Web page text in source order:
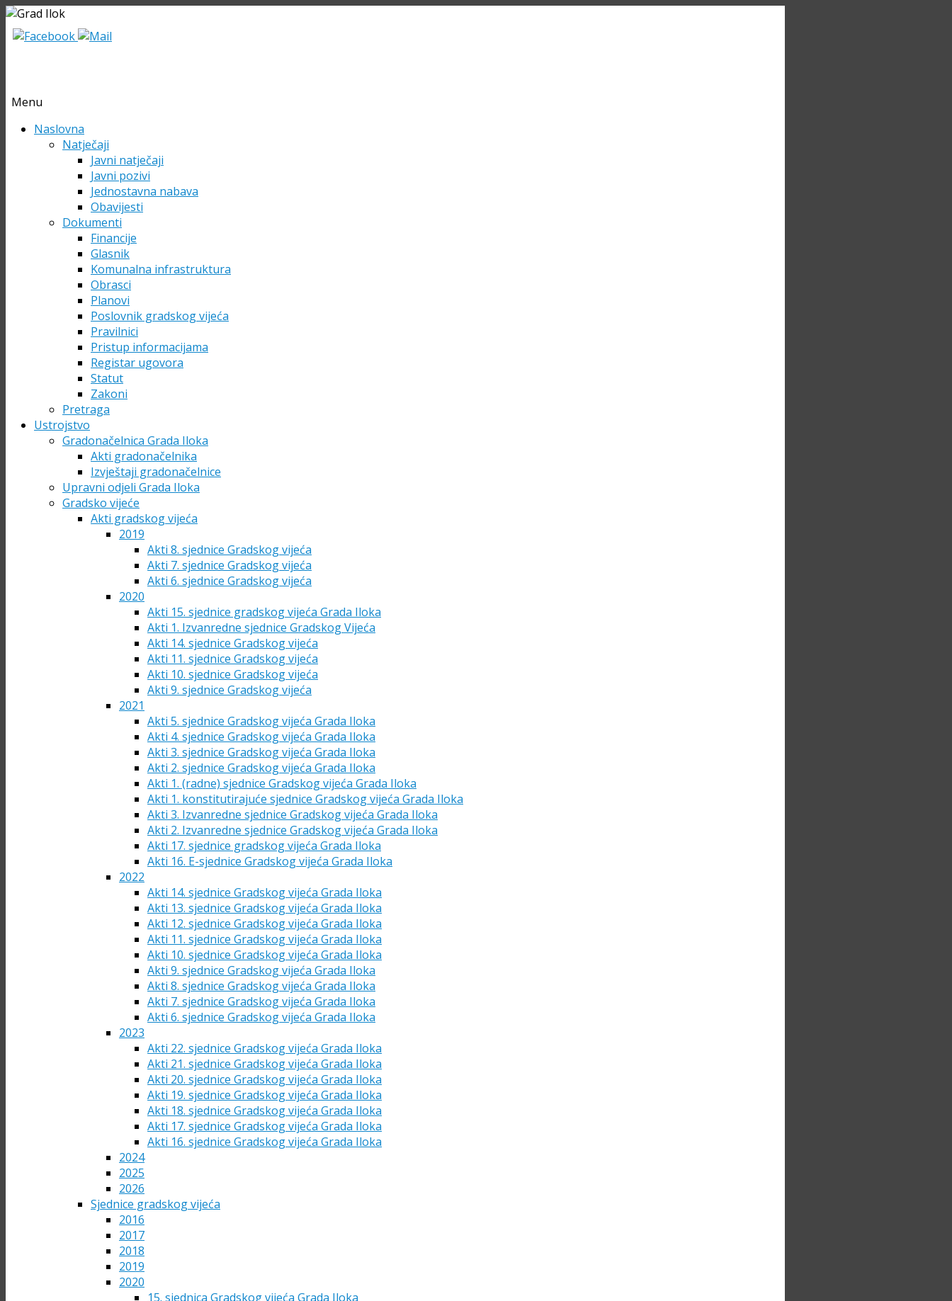
Menu
Skip Naslovna
Natječaji
Javni natječaji
Javni pozivi
Jednostavna nabava
Obavijesti
Dokumenti
Financije
Glasnik
Komunalna infrastruktura
Obrasci
Planovi
Poslovnik gradskog vijeća
Pravilnici
Pristup informacijama
Registar ugovora
Statut
Zakoni
Pretraga
Ustrojstvo
Gradonačelnica Grada Iloka
Akti gradonačelnika
Izvještaji gradonačelnice
Upravni odjeli Grada Iloka
Gradsko vijeće
Akti gradskog vijeća
2019
Akti 8. sjednice Gradskog vijeća
Akti 7. sjednice Gradskog vijeća
Akti 6. sjednice Gradskog vijeća
2020
Akti 15. sjednice gradskog vijeća Grada Iloka
Akti 1. Izvanredne sjednice Gradskog Vijeća
Akti 14. sjednice Gradskog vijeća
Akti 11. sjednice Gradskog vijeća
Akti 10. sjednice Gradskog vijeća
Akti 9. sjednice Gradskog vijeća
2021
Akti 5. sjednice Gradskog vijeća Grada Iloka
Akti 4. sjednice Gradskog vijeća Grada Iloka
Akti 3. sjednice Gradskog vijeća Grada Iloka
Akti 2. sjednice Gradskog vijeća Grada Iloka
Akti 1. (radne) sjednice Gradskog vijeća Grada Iloka
Akti 1. konstitutirajuće sjednice Gradskog vijeća Grada Iloka
Akti 3. Izvanredne sjednice Gradskog vijeća Grada Iloka
Akti 2. Izvanredne sjednice Gradskog vijeća Grada Iloka
Akti 17. sjednice gradskog vijeća Grada Iloka
Akti 16. E-sjednice Gradskog vijeća Grada Iloka
2022
Akti 14. sjednice Gradskog vijeća Grada Iloka
Akti 13. sjednice Gradskog vijeća Grada Iloka
Akti 12. sjednice Gradskog vijeća Grada Iloka
Akti 11. sjednice Gradskog vijeća Grada Iloka
Akti 10. sjednice Gradskog vijeća Grada Iloka
Akti 9. sjednice Gradskog vijeća Grada Iloka
Akti 8. sjednice Gradskog vijeća Grada Iloka
Akti 7. sjednice Gradskog vijeća Grada Iloka
Akti 6. sjednice Gradskog vijeća Grada Iloka
2023
Akti 22. sjednice Gradskog vijeća Grada Iloka
Akti 21. sjednice Gradskog vijeća Grada Iloka
Akti 20. sjednice Gradskog vijeća Grada Iloka
Akti 19. sjednice Gradskog vijeća Grada Iloka
Akti 18. sjednice Gradskog vijeća Grada Iloka
Akti 17. sjednice Gradskog vijeća Grada Iloka
Akti 16. sjednice Gradskog vijeća Grada Iloka
2024
2025
2026
Sjednice gradskog vijeća
2016
2017
2018
2019
2020
15. sjednica Gradskog vijeća Grada Iloka